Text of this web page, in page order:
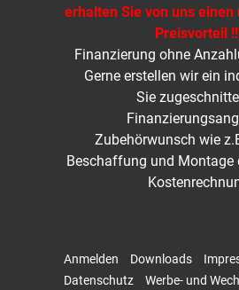
erhalten Sie von uns
Preisvorteil
Finanzierung ohne
Gerne erstellen wir ein
Sie
Zubehörwunsch wie
Beschaffung und Montage
Anmelden Downloads
Datenschutz
Werbe- und